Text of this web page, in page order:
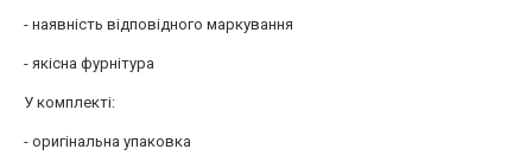
- наявність відповідного маркування
- якісна фурнітура
У комплекті:
- оригінальна упаковка